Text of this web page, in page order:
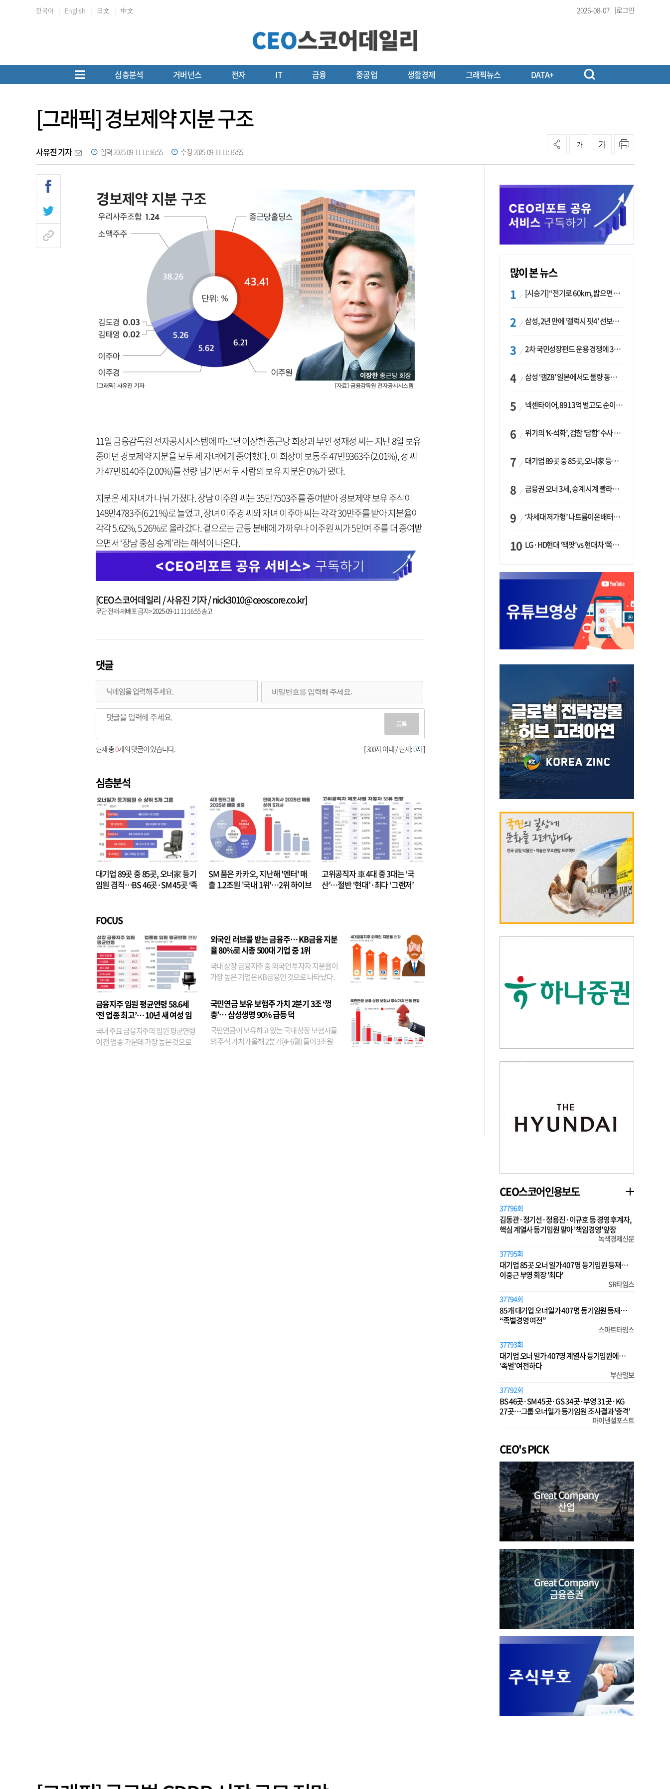
한국어 English 日文 中文 2026-08-07 로그인
심층분석 거버넌스 전자 IT 금융 중공업 생활경제 그래픽뉴스 DATA+
[그래픽] 경보제약 지분 구조
사유진 기자 입력 2025-09-11 11:16:55 수정 2025-09-11 11:16:55
가 가
11일 금융감독원 전자공시시스템에 따르면 이장한 종근당 회장과 부인 정재정 씨는 지난 8일 보유
중이던 경보제약 지분을 모두 세 자녀에게 증여했다. 이 회장이 보통주 47만9363주(2.01%), 정 씨
가 47만8140주(2.00%)를 전량 넘기면서 두 사람의 보유 지분은 0%가 됐다.
지분은 세 자녀가 나눠 가졌다. 장남 이주원 씨는 35만7503주를 증여받아 경보제약 보유 주식이
148만4783주(6.21%)로 늘었고, 장녀 이주경 씨와 차녀 이주아 씨는 각각 30만주를 받아 지분율이
각각 5.62%, 5.26%로 올라갔다. 겉으로는 균등 분배에 가까우나 이주원 씨가 5만여 주를 더 증여받
으면서 ‘장남 중심 승계’라는 해석이 나온다.
[CEO스코어데일리 / 사유진 기자 / nick3010@ceoscore.co.kr]
무단 전재-재배포 금지> 2025-09-11 11:16:55 송고
댓글
등록
[ 300자 이내 / 현재:0자 ]
현재 총0개의 댓글이 있습니다.
심층분석
대기업 89곳 중 85곳, 오너家 등기
임원 겸직…BS 46곳·SM 45곳 ‘족
SM 품은 카카오, 지난해 '엔터' 매
출 1.2조원 '국내 1위'…2위 하이브
고위공직자 車 4대 중 3대는 ‘국
산’…절반 ‘현대’·최다 ‘그랜저’
FOCUS
금융지주 임원 평균연령 58.6세
‘전 업종 최고’… 10년 새 여성 임
원은 14배 껑충
국내 주요 금융지주의 임원 평균연령
이 전 업종 가운데 가장 높은 것으로
외국인 러브콜 받는 금융주… KB금융 지분
율 80%로 시총 500대 기업 중 1위
국내 상장 금융지주 중 외국인 투자자 지분율이
가장 높은 기업은 KB금융인 것으로 나타났다.
융이었다. 특히 KB금융은 지난달 말 기준 해외
기관투자자 지분율이...
국민연금 보유 보험주 가치 2분기 3조 ‘껑
충’… 삼성생명 90% 급등 덕
국민연금이 보유하고 있는 국내 상장 보험사들
의 주식 가치가 올해 2분기(4~6월) 들어 3조원
많이 본 뉴스
[시승기] “전기로 60km, 밟으면 462마력”…볼보 XC60 T8의 두 얼굴
삼성, 2년 만에 ‘갤럭시 핏4’ 선보이나…웨어러블 생태계 확장 ‘시동’
2차 국민성장펀드 운용 경쟁에 33개사 몰렸다…신한·하나 등 새 얼굴 대거 합류
삼성 ‘갤Z8’ 일본에서도 물량 동났다…애플 참전 앞두고 선두 수성 ‘시험대’
넥센타이어, 8913억 벌고도 순이익 2억…유럽 세부담에 이익 증발
위기의 ‘K-석화’, 검찰 ‘담합’ 수사 착수…“LG·한화·롯데 등 7개 업체, 8개 제품 가격 담합”
대기업 89곳 중 85곳, 오너家 등기임원 겸직…BS 46곳·SM 45곳 ‘족벌경영’ 고착화
금융권 오너 3세, 승계 시계 빨라지나…한국투자 ‘속도’·미래에셋·메리츠는 ‘거리두기’
‘차세대 저가형’ 나트륨이온배터리 시대 오나…LG화학·에코프로, 상용화 속도낸다
LG·HD현대 ‘잭팟’ vs 현대차 ‘쪽박’…글로벌 사모펀드, 韓 대기업 투자 ‘희비’
CEO스코어인용보도
37796회
김동관·정기선·정용진·이규호 등 경영 후계자,
핵심 계열사 등기임원 맡아 '책임경영' 앞장
녹색경제신문
37795회
대기업 85곳 오너 일가 407명 등기임원 등재…
이중근 부영 회장 '최다'
SR타임스
37794회
85개 대기업 오너일가 407명 등기임원 등재…
“족벌경영 여전”
스마트타임스
37793회
대기업 오너 일가 407명 계열사 등기임원에…
‘족벌’ 여전하다
부산일보
37792회
BS 46곳·SM 45곳·GS 34곳·부영 31곳·KG
27곳…그룹 오너일가 등기임원 조사결과 '충격'
파이낸셜포스트
CEO's PICK